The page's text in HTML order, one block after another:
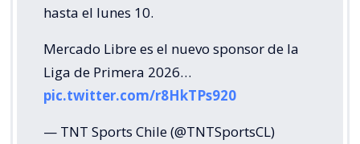
hasta el lunes 10.
Mercado Libre es el nuevo sponsor de la
Liga de Primera 2026…
pic.twitter.com/r8HkTPs920
— TNT Sports Chile (@TNTSportsCL)